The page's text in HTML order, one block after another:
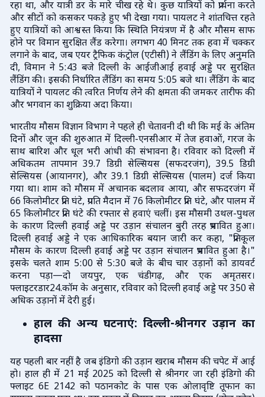
रहा था, और यात्री डर के मारे चीख रहे थे। कुछ यात्रियों को प्रार्थना करते
और सीटों को कसकर पकड़े हुए भी देखा गया। पायलट ने शांतचित्त रहते
हुए यात्रियों को आश्वस्त किया कि स्थिति नियंत्रण में है और मौसम साफ
होने पर विमान सुरक्षित लैंड करेगा। लगभग 40 मिनट तक हवा में चक्कर
लगाने के बाद, जब एयर ट्रैफिक कंट्रोल (एटीसी) ने लैंडिंग के लिए अनुमति
दी, विमान ने 5:43 बजे दिल्ली के आईजीआई हवाई अड्डे पर सुरक्षित
लैंडिंग की। इसकी निर्धारित लैंडिंग का समय 5:05 बजे था। लैंडिंग के बाद
यात्रियों ने पायलट की त्वरित निर्णय लेने की क्षमता की जमकर तारीफ की
और भगवान का शुक्रिया अदा किया।
भारतीय मौसम विज्ञान विभाग ने पहले ही चेतावनी दी थी कि मई के अंतिम
दिनों और जून की शुरुआत में दिल्ली-एनसीआर में तेज हवाओं, गरज के
साथ बारिश और धूल भरी आंधी की संभावना है। रविवार को दिल्ली में
अधिकतम तापमान 39.7 डिग्री सेल्सियस (सफदरजंग), 39.5 डिग्री
सेल्सियस (आयानगर), और 39.1 डिग्री सेल्सियस (पालम) दर्ज किया
गया था। शाम को मौसम में अचानक बदलाव आया, और सफदरजंग में
66 किलोमीटर प्रति घंटे, प्रगति मैदान में 76 किलोमीटर प्रति घंटे, और पालम में
65 किलोमीटर प्रति घंटे की रफ्तार से हवाएं चलीं। इस मौसमी उथल-पुथल
के कारण दिल्ली हवाई अड्डे पर उड़ान संचालन बुरी तरह प्रभावित हुआ।
दिल्ली हवाई अड्डे ने एक आधिकारिक बयान जारी कर कहा, "प्रतिकूल
मौसम के कारण दिल्ली हवाई अड्डे पर उड़ान संचालन प्रभावित हुआ है।"
इसके चलते शाम 5:00 से 5:30 बजे के बीच चार उड़ानों को डायवर्ट
करना पड़ा—दो जयपुर, एक चंडीगढ़, और एक अमृतसर।
फ्लाइटरडार24.कॉम के अनुसार, रविवार को दिल्ली हवाई अड्डे पर 350 से
अधिक उड़ानों में देरी हुई।
हाल की अन्य घटनाएं: दिल्ली-श्रीनगर उड़ान का
हादसा
यह पहली बार नहीं है जब इंडिगो की उड़ान खराब मौसम की चपेट में आई
हो। हाल ही में 21 मई 2025 को दिल्ली से श्रीनगर जा रही इंडिगो की
फ्लाइट 6E 2142 को पठानकोट के पास एक ओलावृष्टि तूफान का